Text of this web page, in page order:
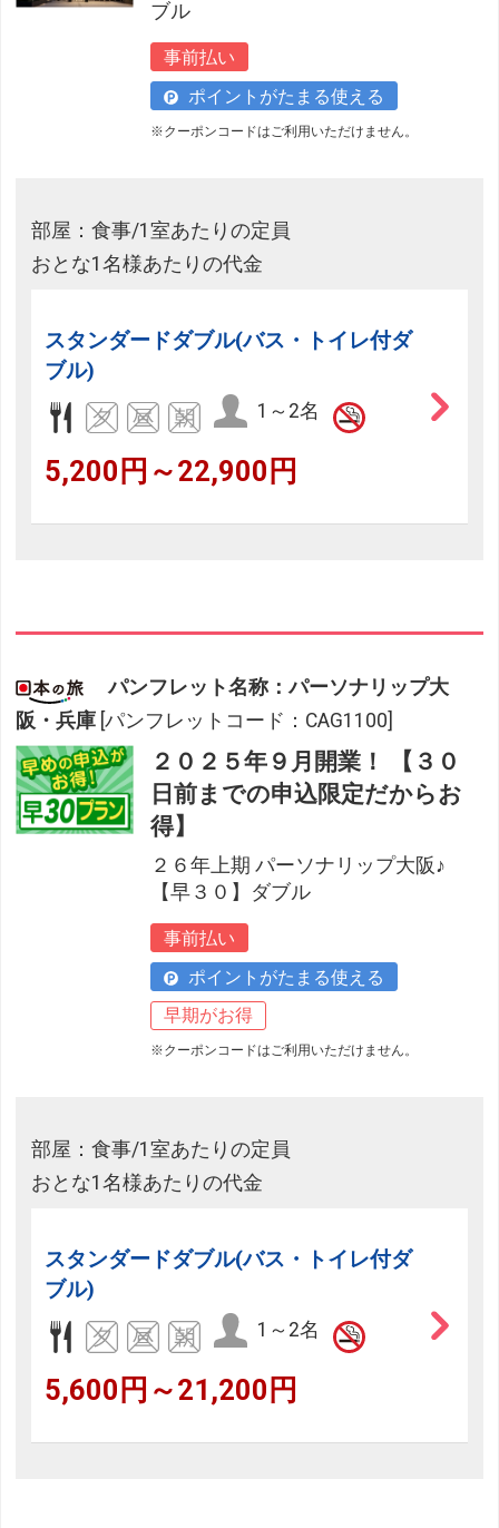
ブル
事前払い
ポイントがたまる使える
※クーポンコードはご利用いただけません。
部屋：食事/1室あたりの定員
おとな1名様あたりの代金
スタンダードダブル(バス・トイレ付ダ
ブル)
1～2名
5,200円～22,900円
パンフレット名称：パーソナリップ大
阪・兵庫 [パンフレットコード：CAG1100]
２０２５年９月開業！ 【３０
日前までの申込限定だからお
得】
２６年上期 パーソナリップ大阪♪
【早３０】ダブル
事前払い
ポイントがたまる使える
早期がお得
※クーポンコードはご利用いただけません。
部屋：食事/1室あたりの定員
おとな1名様あたりの代金
スタンダードダブル(バス・トイレ付ダ
ブル)
1～2名
5,600円～21,200円
フリーセレクション・クーポンコードをご利用いただけな
旅館・ホテルなど宿泊施設での現地支払いにはご利用いただけま